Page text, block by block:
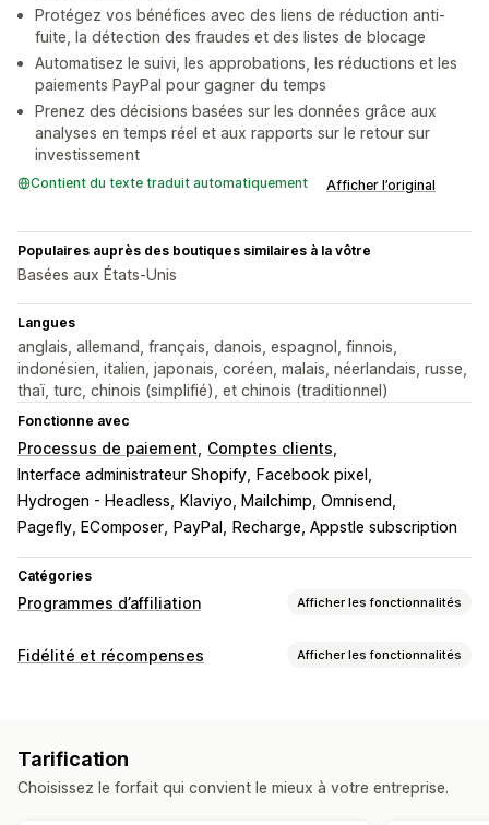
Protégez vos bénéfices avec des liens de réduction anti-
fuite, la détection des fraudes et des listes de blocage
Automatisez le suivi, les approbations, les réductions et les
paiements PayPal pour gagner du temps
Prenez des décisions basées sur les données grâce aux
analyses en temps réel et aux rapports sur le retour sur
investissement
Contient du texte traduit automatiquement Afficher l’original
Populaires auprès des boutiques similaires à la vôtre
Basées aux États-Unis
Langues
anglais, allemand, français, danois, espagnol, finnois,
indonésien, italien, japonais, coréen, malais, néerlandais, russe,
thaï, turc, chinois (simplifié), et chinois (traditionnel)
Fonctionne avec
Processus de paiement Comptes clients
Interface administrateur Shopify
Facebook pixel
Hydrogen - Headless
Klaviyo, Mailchimp, Omnisend
Pagefly, EComposer
PayPal Recharge, Appstle subscription
Catégories
Programmes d’affiliation Afficher les fonctionnalités
Options de commission
Redevances Avantages échelonnés
Fidélité et récompenses Afficher les fonctionnalités
Parrainages
Tarification
Choisissez le forfait qui convient le mieux à votre entreprise.